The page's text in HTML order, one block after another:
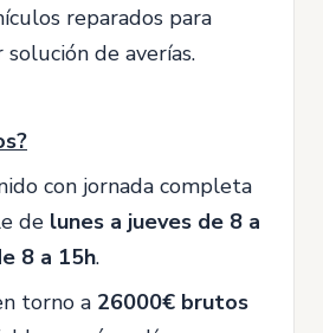
reparados para
de averías.
con jornada completa
de lunes a jueves de 8 a
8 a 15h.
torno a 26000€ brutos